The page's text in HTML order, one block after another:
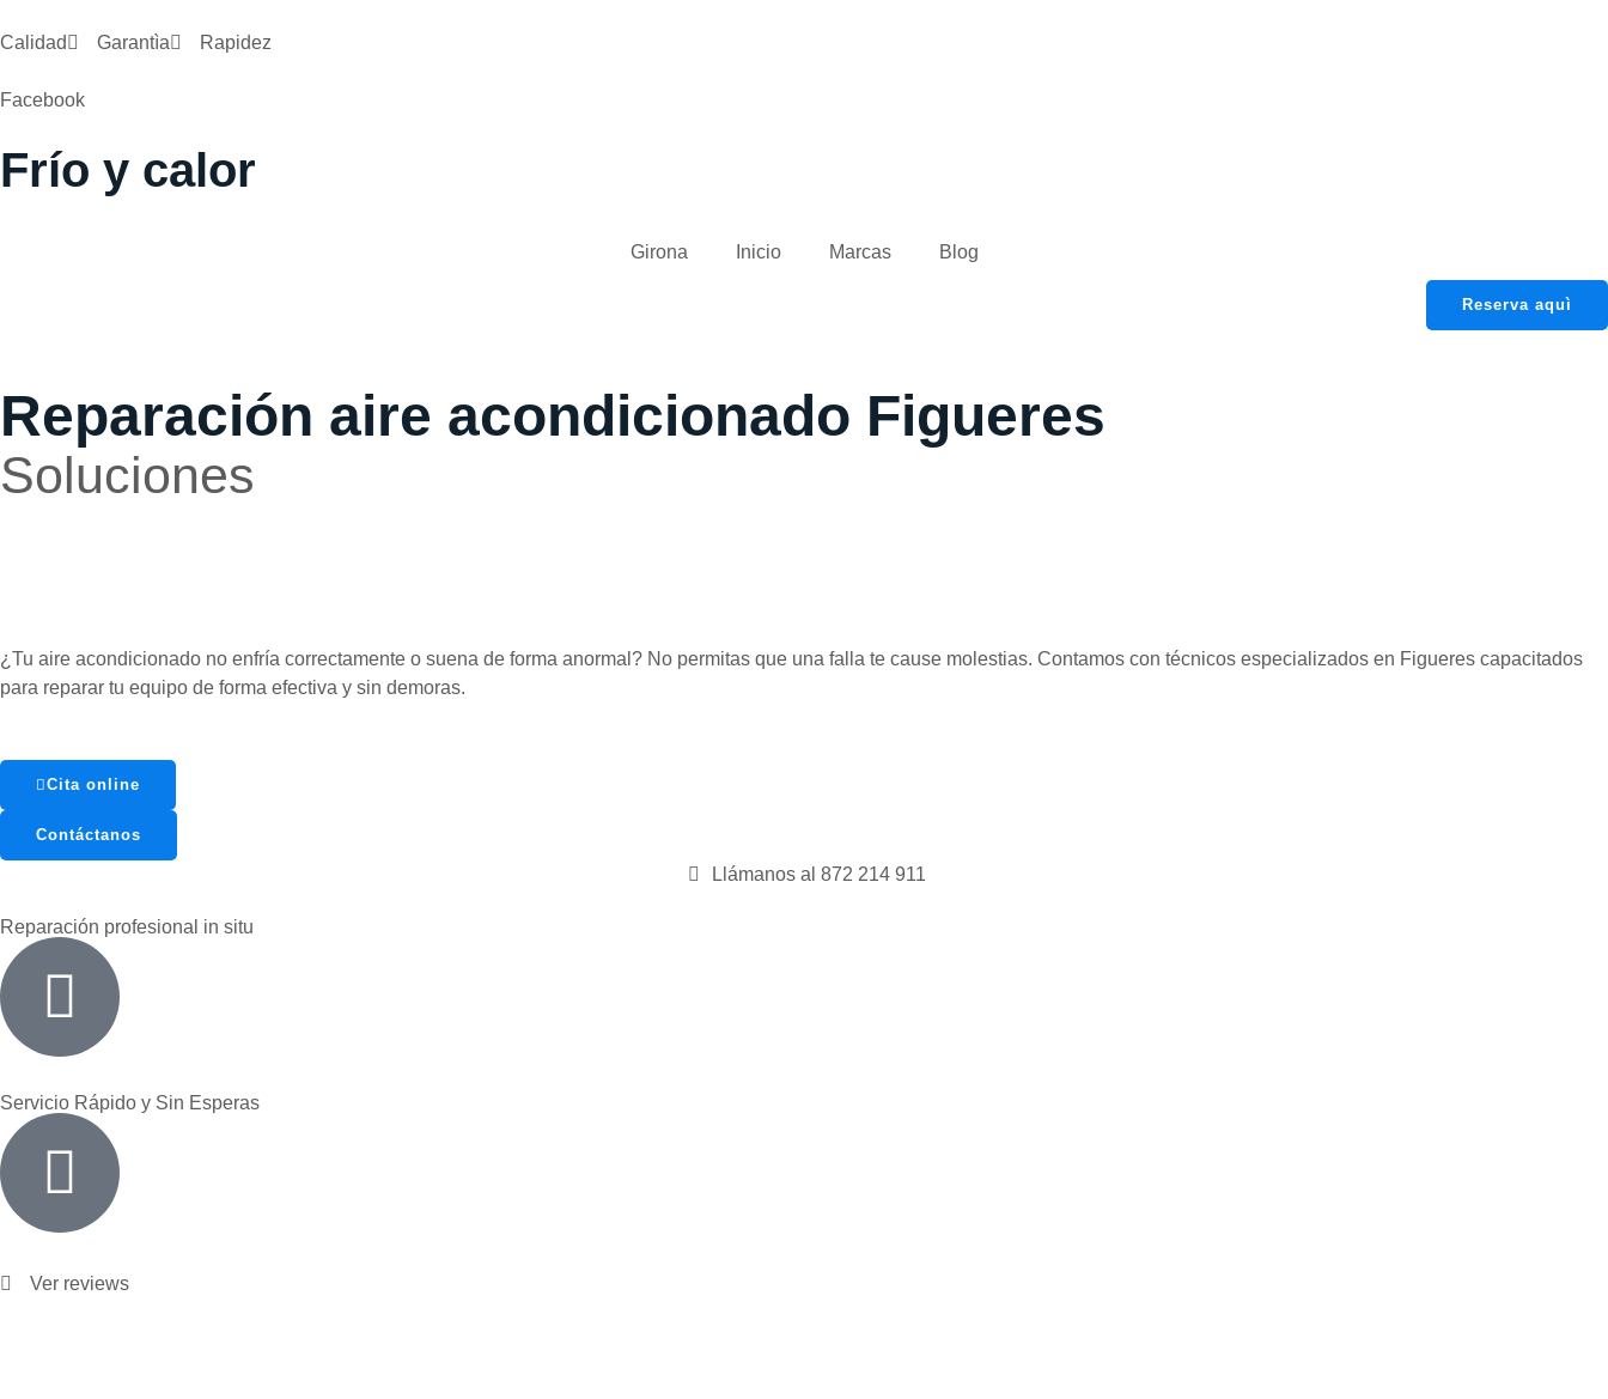
Calidad Garantìa Rapidez
Facebook
Frío y calor
Girona Inicio Marcas Blog
Reserva aquì
Reparación aire acondicionado Figueres
Soluciones
¿Tu aire acondicionado no enfría correctamente o suena de forma anormal? No permitas que una falla te cause molestias. Contamos con técnicos especializados en Figueres capacitados
para reparar tu equipo de forma efectiva y sin demoras.
Cita online
Contáctanos
Llámanos al 872 214 911
Reparación profesional in situ
Servicio Rápido y Sin Esperas
Ver reviews